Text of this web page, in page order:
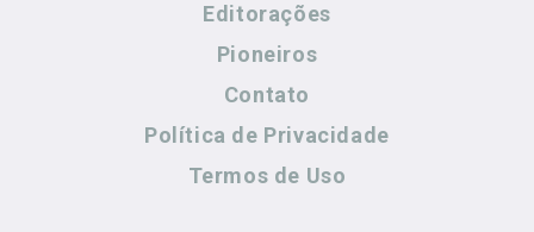
Editorações
Pioneiros
Contato
Política de Privacidade
Termos de Uso